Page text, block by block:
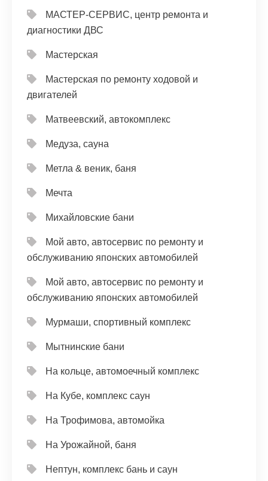
МАСТЕР-СЕРВИС, центр ремонта и
диагностики ДВС
Мастерская
Мастерская по ремонту ходовой и
двигателей
Матвеевский, автокомплекс
Медуза, сауна
Метла & веник, баня
Мечта
Михайловские бани
Мой авто, автосервис по ремонту и
обслуживанию японских автомобилей
Мой авто, автосервис по ремонту и
обслуживанию японских автомобилей
Мурмаши, спортивный комплекс
Мытнинские бани
На кольце, автомоечный комплекс
На Кубе, комплекс саун
На Трофимова, автомойка
На Урожайной, баня
Нептун, комплекс бань и саун